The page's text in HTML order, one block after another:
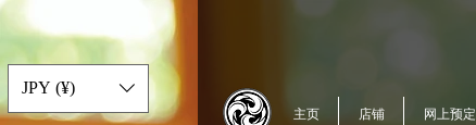
主页 店铺 网上预定
JPY (¥)